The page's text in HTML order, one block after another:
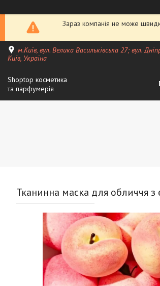
Зараз компанія не може
м.Київ, вул. Велика Васильківська 27; вул.
Київ, Україна
Shoptop косметика
та парфумерія
Тканинна маска для обличчя з